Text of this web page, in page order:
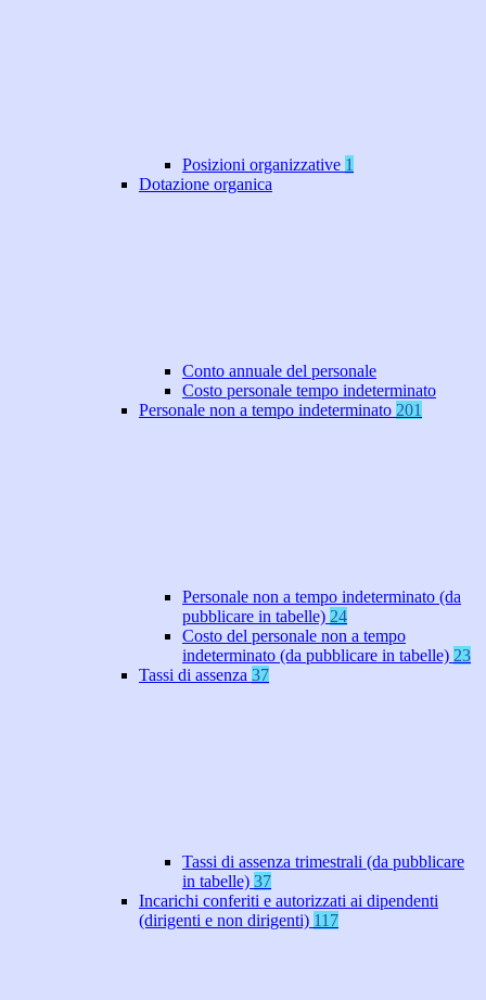
Posizioni organizzative 1
Dotazione organica
Conto annuale del personale
Costo personale tempo indeterminato
Personale non a tempo indeterminato 201
Personale non a tempo indeterminato (da
pubblicare in tabelle) 24
Costo del personale non a tempo
indeterminato (da pubblicare in tabelle) 23
Tassi di assenza 37
Tassi di assenza trimestrali (da pubblicare
in tabelle) 37
Incarichi conferiti e autorizzati ai dipendenti
(dirigenti e non dirigenti) 117